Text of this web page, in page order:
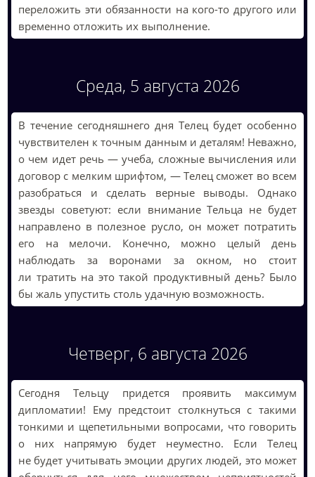
переложить эти обязанности на кого-то другого или
временно отложить их выполнение.
Среда, 5 августа 2026
В течение сегодняшнего дня Телец будет особенно
чувствителен к точным данным и деталям! Неважно,
о чем идет речь — учеба, сложные вычисления или
договор с мелким шрифтом, — Телец сможет во всем
разобраться и сделать верные выводы. Однако
звезды советуют: если внимание Тельца не будет
направлено в полезное русло, он может потратить
его на мелочи. Конечно, можно целый день
наблюдать за воронами за окном, но стоит
ли тратить на это такой продуктивный день? Было
бы жаль упустить столь удачную возможность.
Четверг, 6 августа 2026
Сегодня Тельцу придется проявить максимум
дипломатии! Ему предстоит столкнуться с такими
тонкими и щепетильными вопросами, что говорить
о них напрямую будет неуместно. Если Телец
не будет учитывать эмоции других людей, это может